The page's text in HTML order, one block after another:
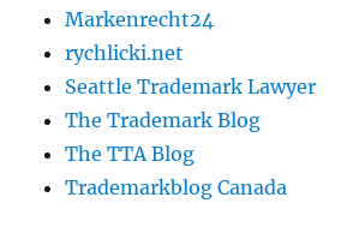
Markenrecht24
rychlicki.net
Seattle Trademark Lawyer
The Trademark Blog
The TTA Blog
Trademarkblog Canada